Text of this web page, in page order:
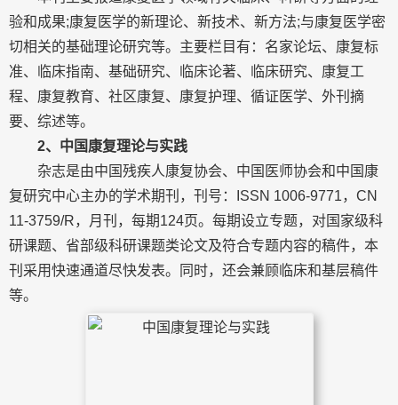
验和成果;康复医学的新理论、新技术、新方法;与康复医学密
切相关的基础理论研究等。主要栏目有：名家论坛、康复标
准、临床指南、基础研究、临床论著、临床研究、康复工
程、康复教育、社区康复、康复护理、循证医学、外刊摘
要、综述等。
2、中国康复理论与实践
杂志是由中国残疾人康复协会、中国医师协会和中国康
复研究中心主办的学术期刊，刊号：ISSN 1006-9771，CN
11-3759/R，月刊，每期124页。每期设立专题，对国家级科
研课题、省部级科研课题类论文及符合专题内容的稿件，本
刊采用快速通道尽快发表。同时，还会兼顾临床和基层稿件
等。